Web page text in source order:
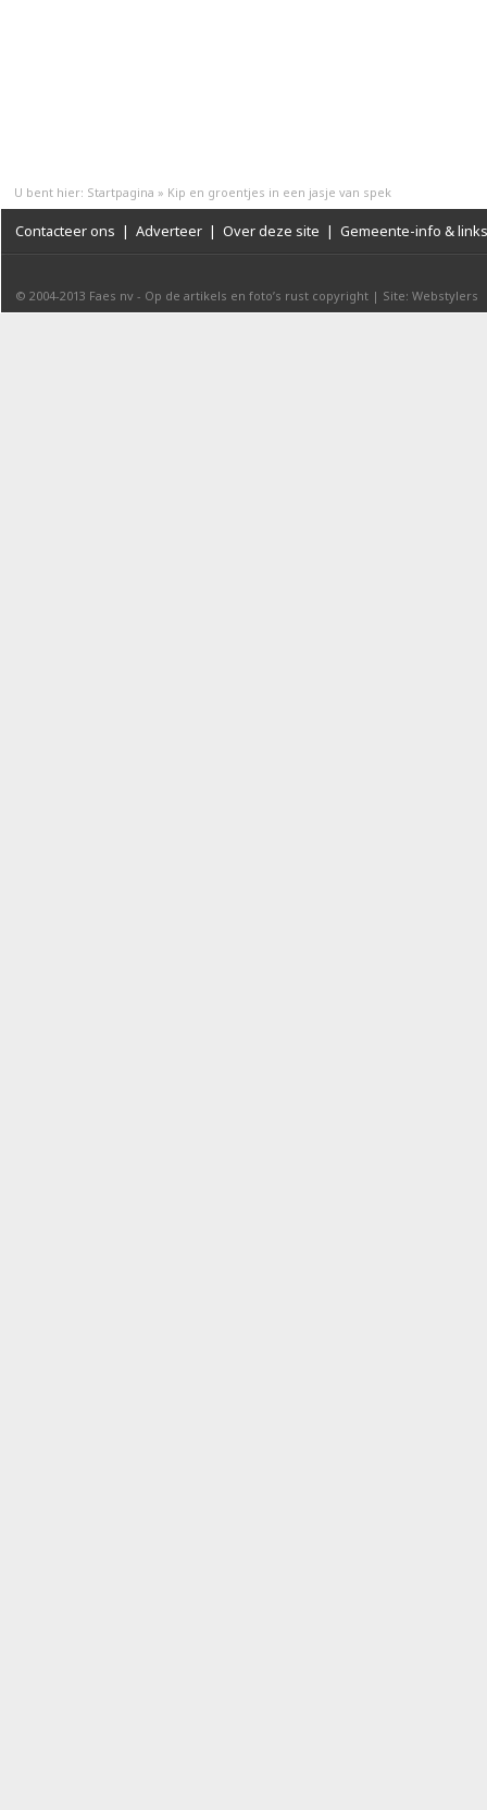
U bent hier: Startpagina » Kip en groentjes in een jasje van spek
Contacteer ons | Adverteer | Over deze site | Gemeente-info & links
© 2004-2013 Faes nv - Op de artikels en foto’s rust copyright | Site: Webstylers